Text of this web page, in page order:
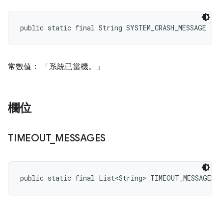
public static final String SYSTEM_CRASH_MESSAGE
常數值： 「系統已當機。」
欄位
TIMEOUT_ MESSAGES
public static final List<String> TIMEOUT_MESSAGES